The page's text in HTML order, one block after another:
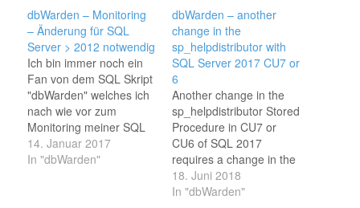
dbWarden – Monitoring
– Änderung für SQL
Server > 2012 notwendig
Ich bin immer noch ein
Fan von dem SQL Skript
"dbWarden" welches ich
nach wie vor zum
Monitoring meiner SQL
Server verwende. Ich
hatte das ja auch in den
14. Januar 2017
In "dbWarden"
dbWarden – another
change in the
sp_helpdistributor with
SQL Server 2017 CU7 or
6
Another change in the
sp_helpdistributor Stored
Procedure in CU7 or
CU6 of SQL 2017
requires a change in the
dbWarden
rpt_HealthReport Stored
18. Juni 2018
In "dbWarden"